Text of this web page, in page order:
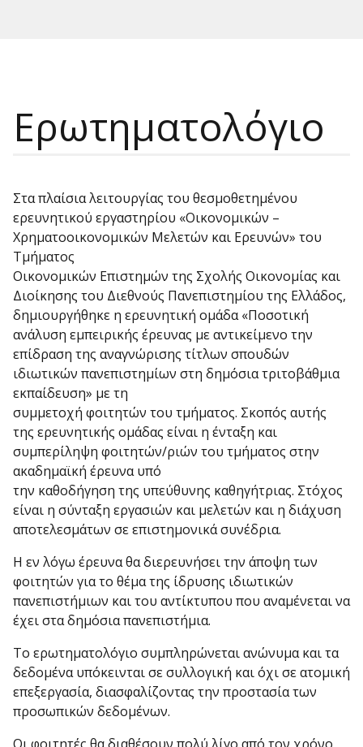
Ερωτηματολόγιο
Στα πλαίσια λειτουργίας του θεσμοθετημένου
ερευνητικού εργαστηρίου «Οικονομικών –
Χρηματοοικονομικών Μελετών και Ερευνών» του
Τμήματος
Οικονομικών Επιστημών της Σχολής Οικονομίας και
Διοίκησης του Διεθνούς Πανεπιστημίου της Ελλάδος,
δημιουργήθηκε η ερευνητική ομάδα «Ποσοτική
ανάλυση εμπειρικής έρευνας με αντικείμενο την
επίδραση της αναγνώρισης τίτλων σπουδών
ιδιωτικών πανεπιστημίων στη δημόσια τριτοβάθμια
εκπαίδευση» με τη
συμμετοχή φοιτητών του τμήματος. Σκοπός αυτής
της ερευνητικής ομάδας είναι η ένταξη και
συμπερίληψη φοιτητών/ριών του τμήματος στην
ακαδημαϊκή έρευνα υπό
την καθοδήγηση της υπεύθυνης καθηγήτριας. Στόχος
είναι η σύνταξη εργασιών και μελετών και η διάχυση
αποτελεσμάτων σε επιστημονικά συνέδρια.
Η εν λόγω έρευνα θα διερευνήσει την άποψη των
φοιτητών για το θέμα της ίδρυσης ιδιωτικών
πανεπιστήμιων και του αντίκτυπου που αναμένεται να
έχει στα δημόσια πανεπιστήμια.
Το ερωτηματολόγιο συμπληρώνεται ανώνυμα και τα
δεδομένα υπόκεινται σε συλλογική και όχι σε ατομική
επεξεργασία, διασφαλίζοντας την προστασία των
προσωπικών δεδομένων.